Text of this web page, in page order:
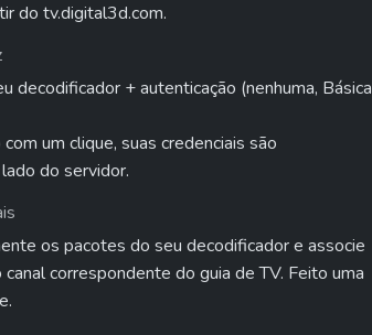
do tv.digital3d.com.
decodificador + autenticação (nenhuma, Básica
um clique, suas credenciais são
do servidor.
os pacotes do seu decodificador e associe
canal correspondente do guia de TV. Feito uma